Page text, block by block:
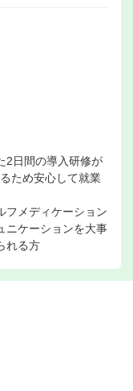
2日間の導入研修が
ため安心して就業
フメディケーション
ニケーションを大事
れる方